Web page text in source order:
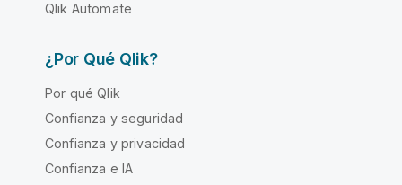
Qlik Automate
¿Por Qué Qlik?
Por qué Qlik
Confianza y seguridad
Confianza y privacidad
Confianza e IA